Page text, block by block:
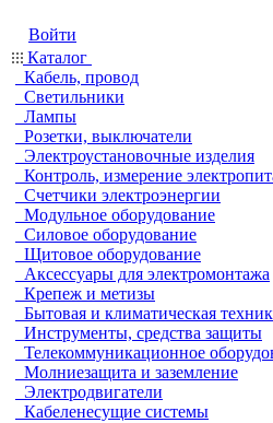
Войти
Каталог
Кабель, провод
Светильники
Лампы
Розетки, выключатели
Электроустановочные изделия
Контроль, измерение
Счетчики электроэнергии
Модульное оборудование
Силовое оборудование
Щитовое оборудование
Аксессуары для электромонтажа
Крепеж и метизы
Бытовая и климатическая
Инструменты, средства защиты
Телекоммуникационное
Молниезащита и заземление
Электродвигатели
Кабеленесущие системы